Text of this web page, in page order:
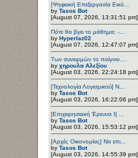
[Ψηφιακή Επεξεργασία Εικό...
by Tasos Bot
[August 07, 2026, 13:31:51 pm]
Πότε θα βγει το μάθημα; -...
by Hyperlaz02
[August 07, 2026, 12:47:07 pm]
Των συνειρμών το παίγνιο....
by χηρουλα Αλεξίου
[August 03, 2026, 22:24:18 pm]
[Τεχνολογία Λογισμικού] Ν...
by Tasos Bot
[August 03, 2026, 16:22:06 pm]
[Επιχειρησιακή Έρευνα Ι] ...
by Tasos Bot
[August 03, 2026, 15:53:12 pm]
[Αρχές Οικονομίας] Να επι...
by Tasos Bot
[August 03, 2026, 14:55:39 pm]